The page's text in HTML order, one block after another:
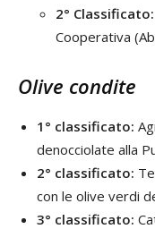
2° Classificato:
Cooperativa
Olive condite
1° classificato:
denocciolate alla
2° classificato:
con le olive verdi
3° classificato: